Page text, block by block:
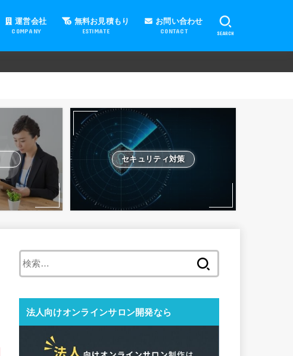
運営会社
COMPANY
無料お見積もり
ESTIMATE
お問い合わせ
CONTACT SEARCH
セキュリティ対策
法人向けオンラインサロン開発なら